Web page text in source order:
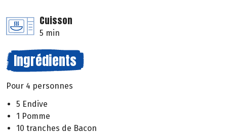
Cuisson
5 min
Ingrédients
Pour 4 personnes
5 Endive
1 Pomme
10 tranches de Bacon